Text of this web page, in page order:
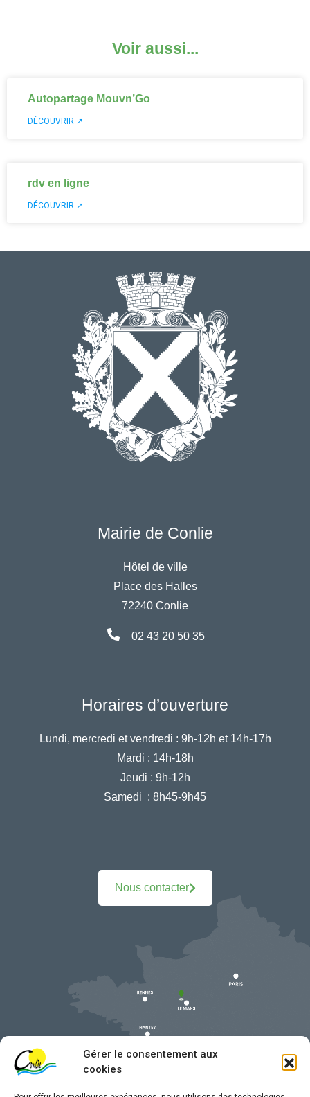
Gérer le consentement aux
cookies
Voir aussi...
Autopartage Mouvn’Go
DÉCOUVRIR ↗
rdv en ligne
DÉCOUVRIR ↗
Mairie de Conlie
Hôtel de ville
Place des Halles
72240 Conlie
02 43 20 50 35
Horaires d’ouverture
Lundi, mercredi et vendredi : 9h-12h et 14h-17h
Mardi : 14h-18h
Jeudi : 9h-12h
Samedi : 8h45-9h45
Nous contacter